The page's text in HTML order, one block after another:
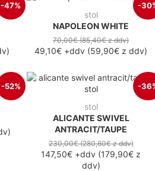
-47%
)
-
stol
NAPOLEON WHITE
70,00€(85,40€z ddv)
49,10€ +ddv (59,90€ z ddv)
-52%
)
-
stol
ALICANTE SWIVEL
ANTRACIT/TAUPE
230,00€(280,60€z ddv)
147,50€ +ddv (179,90€ z
ddv)